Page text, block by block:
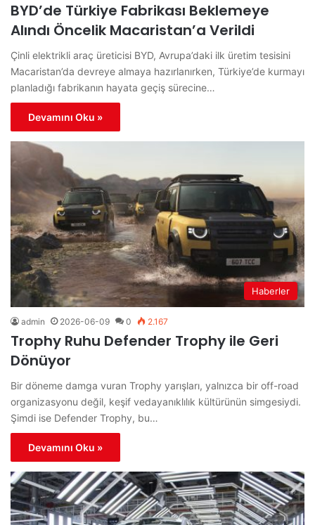
BYD’de Türkiye Fabrikası Beklemeye
Alındı Öncelik Macaristan’a Verildi
Çinli elektrikli araç üreticisi BYD, Avrupa’daki ilk üretim tesisini
Macaristan’da devreye almaya hazırlanırken, Türkiye’de kurmayı
planladığı fabrikanın hayata geçiş sürecine…
Devamını Oku »
Haberler
admin 2026-06-09 0 2.167
Trophy Ruhu Defender Trophy ile Geri
Dönüyor
Bir döneme damga vuran Trophy yarışları, yalnızca bir off-road
organizasyonu değil, keşif vedayanıklılık kültürünün simgesiydi.
Şimdi ise Defender Trophy, bu…
Devamını Oku »